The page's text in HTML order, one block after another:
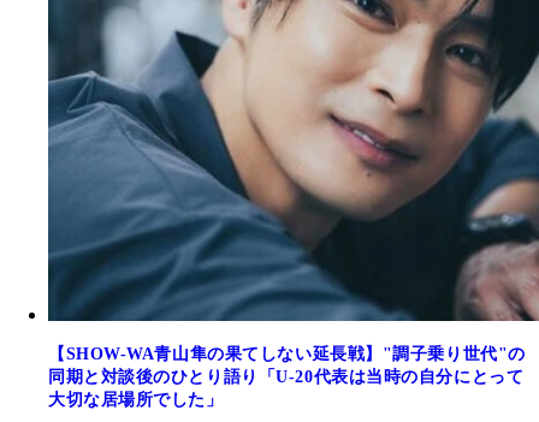
【SHOW-WA青山隼の果てしない延長戦】"調子乗り世代"の
同期と対談後のひとり語り「U-20代表は当時の自分にとって
大切な居場所でした」